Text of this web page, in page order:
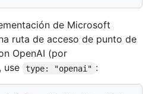
de Microsoft
ruta de acceso de punto de
OpenAI (por
use type: "openai" :